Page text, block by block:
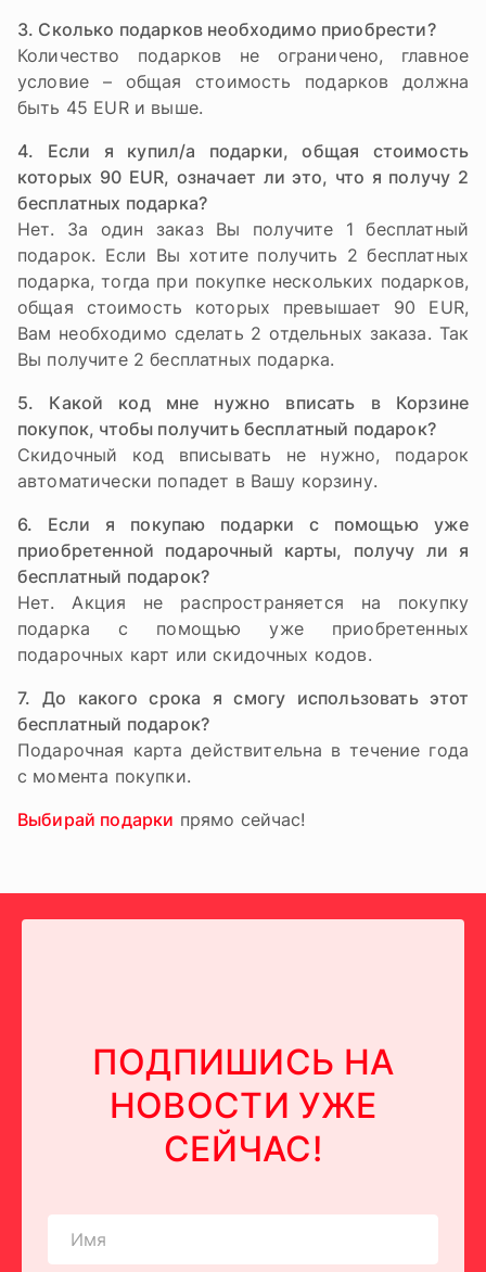
3. Сколько подарков необходимо приобрести?
Количество подарков не ограничено, главное
условие – общая стоимость подарков должна
быть 45 EUR и выше.
4. Если я купил/а подарки, общая стоимость
которых 90 EUR, означает ли это, что я получу 2
бесплатных подарка?
Нет. За один заказ Вы получите 1 бесплатный
подарок. Если Вы хотите получить 2 бесплатных
подарка, тогда при покупке нескольких подарков,
общая стоимость которых превышает 90 EUR,
Вам необходимо сделать 2 отдельных заказа. Так
Вы получите 2 бесплатных подарка.
5. Какой код мне нужно вписать в Корзине
покупок, чтобы получить бесплатный подарок?
Скидочный код вписывать не нужно, подарок
автоматически попадет в Вашу корзину.
6. Если я покупаю подарки с помощью уже
приобретенной подарочный карты, получу ли я
бесплатный подарок?
Нет. Акция не распространяется на покупку
подарка с помощью уже приобретенных
подарочных карт или скидочных кодов.
7. До какого срока я смогу использовать этот
бесплатный подарок?
Подарочная карта действительна в течение года
с момента покупки.
Выбирай подарки прямо сейчас!
ПОДПИШИСЬ НА
НОВОСТИ УЖЕ
СЕЙЧАС!